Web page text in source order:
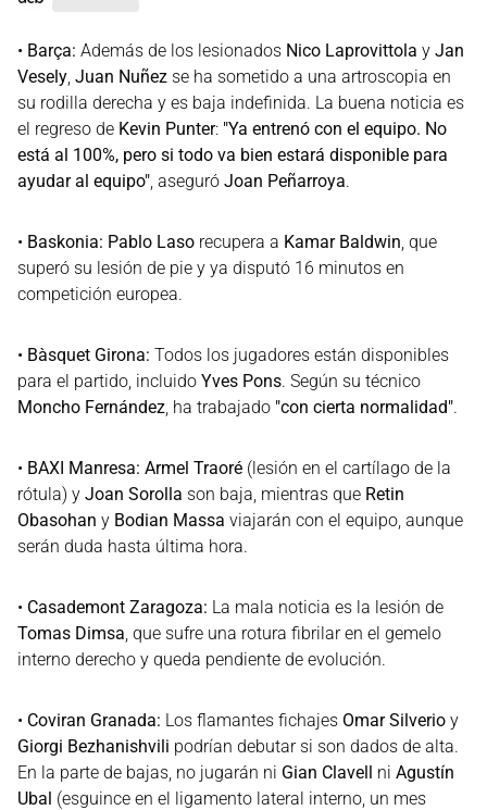
• Barça: Además de los lesionados Nico Laprovittola y Jan
Vesely, Juan Nuñez se ha sometido a una artroscopia en
su rodilla derecha y es baja indefinida. La buena noticia es
el regreso de Kevin Punter: "Ya entrenó con el equipo. No
está al 100%, pero si todo va bien estará disponible para
ayudar al equipo", aseguró Joan Peñarroya.
• Baskonia: Pablo Laso recupera a Kamar Baldwin, que
superó su lesión de pie y ya disputó 16 minutos en
competición europea.
• Bàsquet Girona: Todos los jugadores están disponibles
para el partido, incluido Yves Pons. Según su técnico
Moncho Fernández, ha trabajado "con cierta normalidad".
• BAXI Manresa: Armel Traoré (lesión en el cartílago de la
rótula) y Joan Sorolla son baja, mientras que Retin
Obasohan y Bodian Massa viajarán con el equipo, aunque
serán duda hasta última hora.
• Casademont Zaragoza: La mala noticia es la lesión de
Tomas Dimsa, que sufre una rotura fibrilar en el gemelo
interno derecho y queda pendiente de evolución.
• Coviran Granada: Los flamantes fichajes Omar Silverio y
Giorgi Bezhanishvili podrían debutar si son dados de alta.
En la parte de bajas, no jugarán ni Gian Clavell ni Agustín
Ubal (esguince en el ligamento lateral interno, un mes